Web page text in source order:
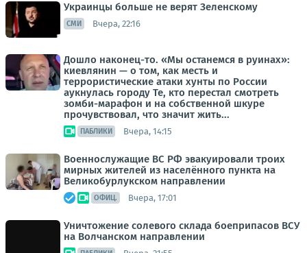
Украинцы больше не верят Зеленскому
СМИ Вчера, 22:16
Дошло наконец-то. «Мы останемся в руинах»:
киевлянин — о том, как месть и
террористические атаки хунты по России
аукнулась городу Те, кто перестал смотреть
зомби-марафон и на собственной шкуре
прочувствовал, что значит жить...
ПАБЛИКИ Вчера, 14:15
Военнослужащие ВС РФ эвакуировали троих
мирных жителей из населённого пункта на
Великобурлукском направлении
ОФИЦ. Вчера, 17:01
Уничтожение солевого склада боеприпасов ВСУ
на Волчанском направлении